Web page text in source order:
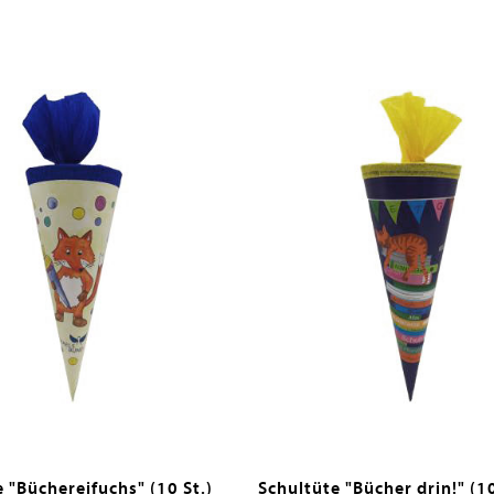
"Büchereifuchs" (10 St.) Schultüte "Bücher drin!"